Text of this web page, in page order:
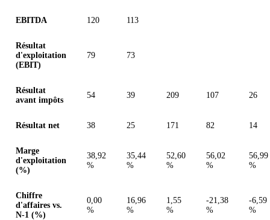
EBITDA 120 113
Résultat
d'exploitation
(EBIT)
79 73
Résultat
avant impôts
54 39 209 107 26
Résultat net 38 25 171 82 14
Marge
d'exploitation
(%)
38,92
%
35,44
%
52,60
%
56,02
%
56,99
%
Chiffre
d'affaires vs.
N-1 (%)
0,00
%
16,96
%
1,55
%
-21,38
%
-6,59
%